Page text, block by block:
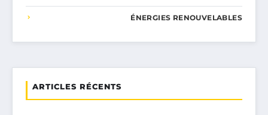
ÉNERGIES RENOUVELABLES
ARTICLES RÉCENTS